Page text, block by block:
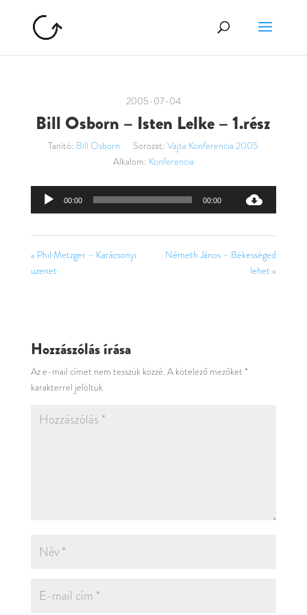
2005-07-04
Bill Osborn – Isten Lelke – 1.rész
Tanító: Bill Osborn Sorozat: Vajta Konferencia 2005
Alkalom: Konferencia
Audió
00:00 00:00
« Phil Metzger – Karácsonyi
üzenet
Németh János – Békességed
lehet »
Hozzászólás írása
Az e-mail címet nem tesszük közzé. A kötelező mezőket *
karakterrel jelöltük